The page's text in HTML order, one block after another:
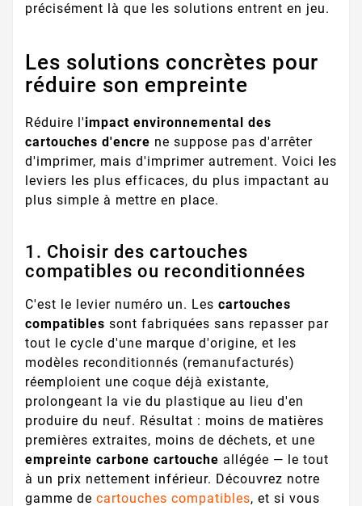
précisément là que les solutions entrent en jeu.
Les solutions concrètes pour
réduire son empreinte
Réduire l'impact environnemental des
cartouches d'encre ne suppose pas d'arrêter
d'imprimer, mais d'imprimer autrement. Voici les
leviers les plus efficaces, du plus impactant au
plus simple à mettre en place.
1. Choisir des cartouches
compatibles ou reconditionnées
C'est le levier numéro un. Les cartouches
compatibles sont fabriquées sans repasser par
tout le cycle d'une marque d'origine, et les
modèles reconditionnés (remanufacturés)
réemploient une coque déjà existante,
prolongeant la vie du plastique au lieu d'en
produire du neuf. Résultat : moins de matières
premières extraites, moins de déchets, et une
empreinte carbone cartouche allégée — le tout
à un prix nettement inférieur. Découvrez notre
gamme de cartouches compatibles, et si vous